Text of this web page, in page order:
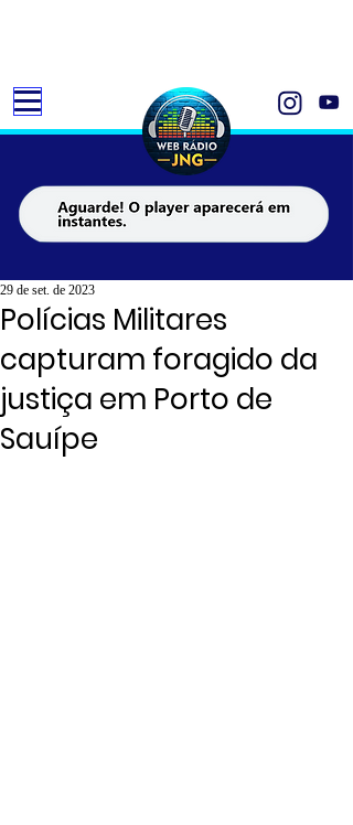
Polícias Militares
capturam foragido da
justiça em Porto de
Sauípe
29 de set. de 2023